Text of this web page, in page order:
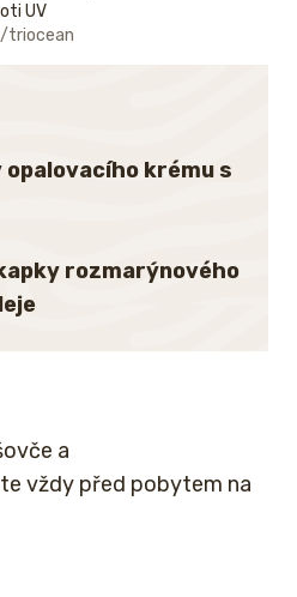
UV
triocean
krému s
rozmarýnového
a
vždy před pobytem na